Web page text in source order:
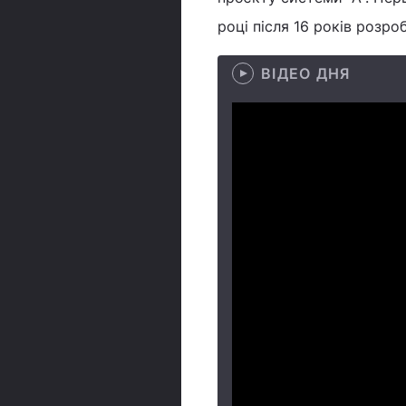
році після 16 років
ВІДЕО ДНЯ